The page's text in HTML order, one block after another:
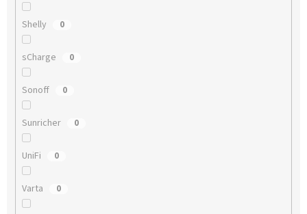
Shelly 0
sCharge 0
Sonoff 0
Sunricher 0
UniFi 0
Varta 0